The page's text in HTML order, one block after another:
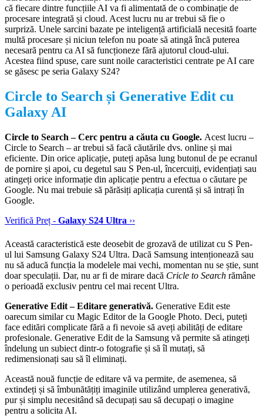
că fiecare dintre funcțiile AI va fi alimentată de o combinație de
procesare integrată și cloud. Acest lucru nu ar trebui să fie o
surpriză. Unele sarcini bazate pe inteligență artificială necesită foarte
multă procesare și niciun telefon nu poate să atingă încă puterea
necesară pentru ca AI să funcționeze fără ajutorul cloud-ului.
Acestea fiind spuse, care sunt noile caracteristici centrate pe AI care
se găsesc pe seria Galaxy S24?
Circle to Search și Generative Edit cu
Galaxy AI
Circle to Search – Cerc pentru a căuta cu Google. Acest lucru –
Circle to Search – ar trebui să facă căutările dvs. online și mai
eficiente. Din orice aplicație, puteți apăsa lung butonul de pe ecranul
de pornire și apoi, cu degetul sau S Pen-ul, încercuiți, evidențiați sau
atingeți orice informație din aplicație pentru a efectua o căutare pe
Google. Nu mai trebuie să părăsiți aplicația curentă și să intrați în
Google.
Verifică Preț - Galaxy S24 Ultra ››
Această caracteristică este deosebit de grozavă de utilizat cu S Pen-
ul lui Samsung Galaxy S24 Ultra. Dacă Samsung intenționează sau
nu să aducă funcția la modelele mai vechi, momentan nu se știe, sunt
doar speculații. Dar, nu ar fi de mirare dacă Cricle to Search rămâne
o perioadă exclusiv pentru cel mai recent Ultra.
Generative Edit – Editare generativă. Generative Edit este
oarecum similar cu Magic Editor de la Google Photo. Deci, puteți
face editări complicate fără a fi nevoie să aveți abilități de editare
profesionale. Generative Edit de la Samsung vă permite să atingeți
îndelung un subiect dintr-o fotografie și să îl mutați, să
redimensionați sau să îl eliminați.
Această nouă funcție de editare vă va permite, de asemenea, să
extindeți și să îmbunătățiți imaginile utilizând umplerea generativă,
pur și simplu necesitând să decupați sau să decupați o imagine
pentru a solicita AI.